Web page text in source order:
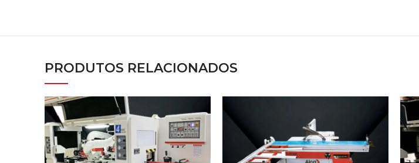
PRODUTOS RELACIONADOS